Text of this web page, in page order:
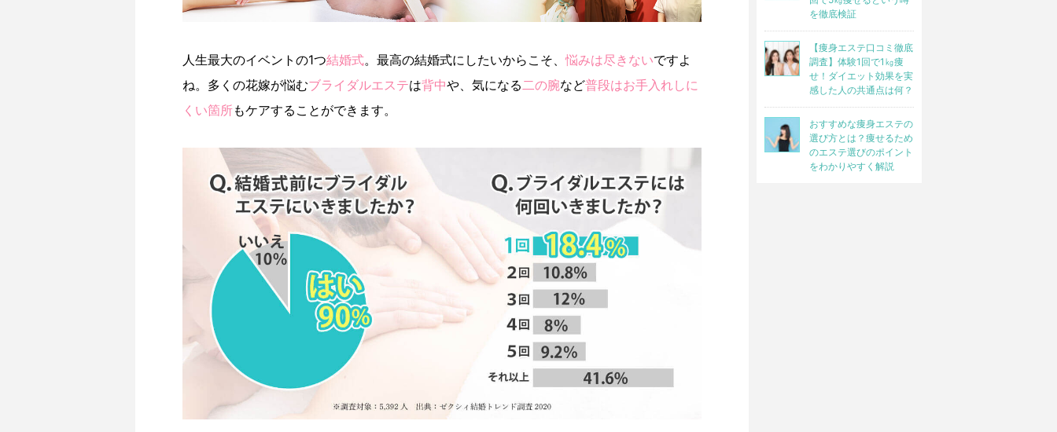
人生最大のイベントの1つ結婚式。最高の結婚式にしたいからこそ、悩みは尽きないですよ
ね。多くの花嫁が悩むブライダルエステは背中や、気になる二の腕など普段はお手入れしに
くい箇所もケアすることができます。
を徹底検証
【痩身エステ口コミ徹底
調査】体験1回で1㎏痩
せ！ダイエット効果を実
感した人の共通点は何？
おすすめな痩身エステの
選び方とは？痩せるため
のエステ選びのポイント
をわかりやすく解説